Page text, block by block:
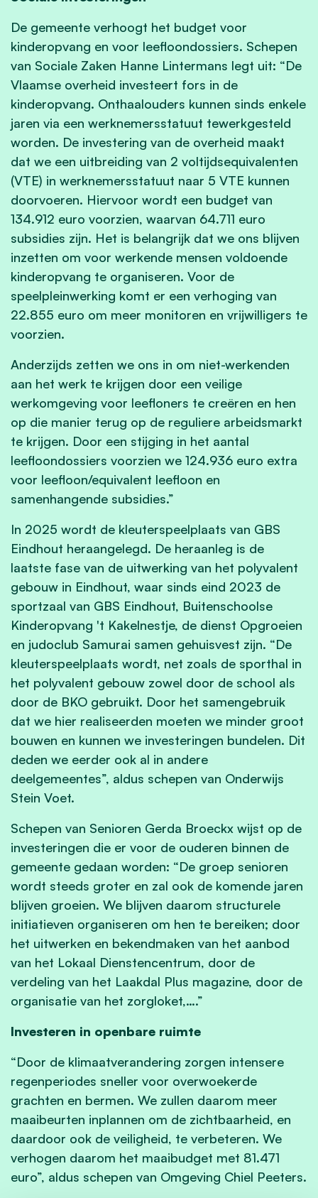
De gemeente verhoogt het budget voor
kinderopvang en voor leefloondossiers. Schepen
van Sociale Zaken Hanne Lintermans legt uit: “De
Vlaamse overheid investeert fors in de
kinderopvang. Onthaalouders kunnen sinds enkele
jaren via een werknemersstatuut tewerkgesteld
worden. De investering van de overheid maakt
dat we een uitbreiding van 2 voltijdsequivalenten
(VTE) in werknemersstatuut naar 5 VTE kunnen
doorvoeren. Hiervoor wordt een budget van
134.912 euro voorzien, waarvan 64.711 euro
subsidies zijn. Het is belangrijk dat we ons blijven
inzetten om voor werkende mensen voldoende
kinderopvang te organiseren. Voor de
speelpleinwerking komt er een verhoging van
22.855 euro om meer monitoren en vrijwilligers te
voorzien.
Anderzijds zetten we ons in om niet-werkenden
aan het werk te krijgen door een veilige
werkomgeving voor leefloners te creëren en hen
op die manier terug op de reguliere arbeidsmarkt
te krijgen. Door een stijging in het aantal
leefloondossiers voorzien we 124.936 euro extra
voor leefloon/equivalent leefloon en
samenhangende subsidies.”
In 2025 wordt de kleuterspeelplaats van GBS
Eindhout heraangelegd. De heraanleg is de
laatste fase van de uitwerking van het polyvalent
gebouw in Eindhout, waar sinds eind 2023 de
sportzaal van GBS Eindhout, Buitenschoolse
Kinderopvang 't Kakelnestje, de dienst Opgroeien
en judoclub Samurai samen gehuisvest zijn. “De
kleuterspeelplaats wordt, net zoals de sporthal in
het polyvalent gebouw zowel door de school als
door de BKO gebruikt. Door het samengebruik
dat we hier realiseerden moeten we minder groot
bouwen en kunnen we investeringen bundelen. Dit
deden we eerder ook al in andere
deelgemeentes”, aldus schepen van Onderwijs
Stein Voet.
Schepen van Senioren Gerda Broeckx wijst op de
investeringen die er voor de ouderen binnen de
gemeente gedaan worden: “De groep senioren
wordt steeds groter en zal ook de komende jaren
blijven groeien. We blijven daarom structurele
initiatieven organiseren om hen te bereiken; door
het uitwerken en bekendmaken van het aanbod
van het Lokaal Dienstencentrum, door de
verdeling van het Laakdal Plus magazine, door de
organisatie van het zorgloket,….”
Investeren in openbare ruimte
“Door de klimaatverandering zorgen intensere
regenperiodes sneller voor overwoekerde
grachten en bermen. We zullen daarom meer
maaibeurten inplannen om de zichtbaarheid, en
daardoor ook de veiligheid, te verbeteren. We
verhogen daarom het maaibudget met 81.471
euro”, aldus schepen van Omgeving Chiel Peeters.